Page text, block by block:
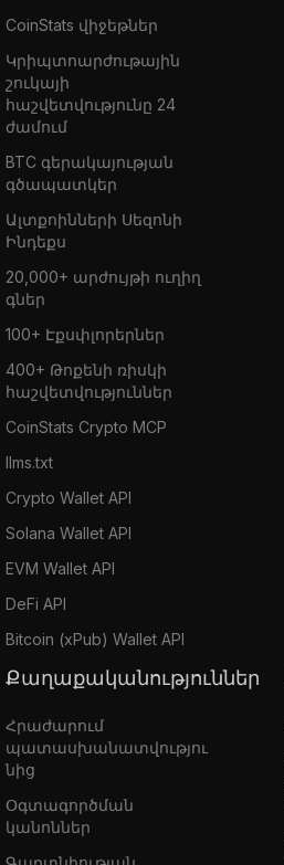
CoinStats վիջեթներ
Կրիպտոարժութային
շուկայի
հաշվետվությունը 24
ժամում
BTC գերակայության
գծապատկեր
Ալտքոինների Սեզոնի
Ինդեքս
20,000+ արժույթի ուղիղ
գներ
100+ Էքսփլորերներ
400+ Թոքենի ռիսկի
հաշվետվություններ
CoinStats Crypto MCP
llms.txt
Crypto Wallet API
Solana Wallet API
EVM Wallet API
DeFi API
Bitcoin (xPub) Wallet API
Քաղաքականություններ
Հրաժարում
պատասխանատվությու
նից
Օգտագործման
կանոններ